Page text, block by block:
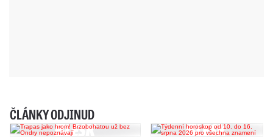
ČLÁNKY ODJINUD